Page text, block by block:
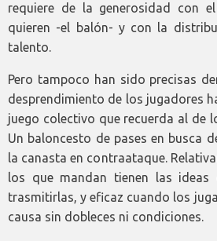
requiere de la generosidad con
quieren -el balón- y con la
talento.
Pero tampoco han sido precisas
desprendimiento de los jugadores
juego colectivo que recuerda al de
Un baloncesto de pases en busca
la canasta en contraataque.
los que mandan tienen las ideas
trasmitirlas, y eficaz cuando los
causa sin dobleces ni condiciones.